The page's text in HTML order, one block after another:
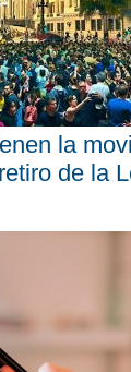
la
de la